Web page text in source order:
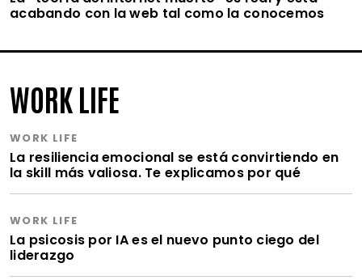
acabando con la web tal como la conocemos
WORK LIFE
WORK LIFE
La resiliencia emocional se está convirtiendo en
la skill más valiosa. Te explicamos por qué
WORK LIFE
La psicosis por IA es el nuevo punto ciego del
liderazgo